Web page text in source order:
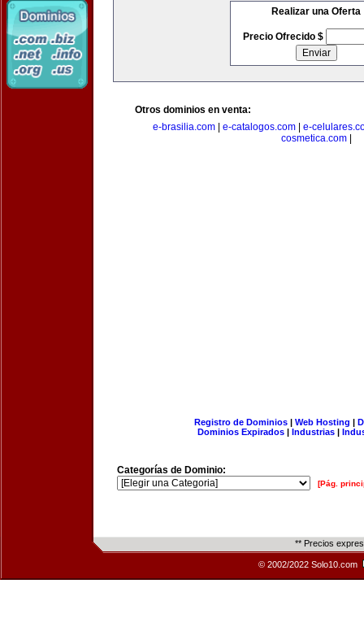
Realizar una Oferta
Precio Ofrecido $
Otros dominios en venta:
e-brasilia.com
e-catalogos.com
e-
cosmetica.com|
Registro de Dominios| Web Hosting |
Dominios Expirados | Industrias |
Categorías de Dominio:
[Pág.
** Precios
© 2002/2022 Solo10.com